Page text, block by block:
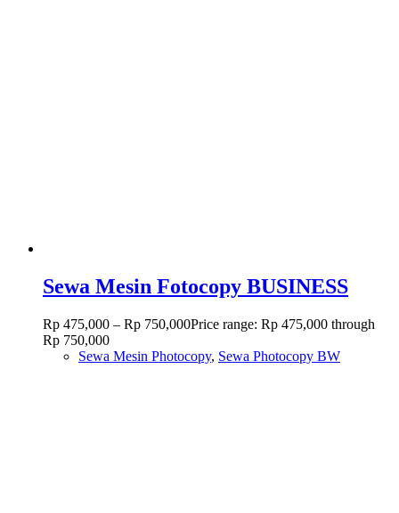
Sewa Mesin Fotocopy BUSINESS
Rp 475,000 – Rp 750,000Price range: Rp 475,000 through
Rp 750,000
Sewa Mesin Photocopy, Sewa Photocopy BW